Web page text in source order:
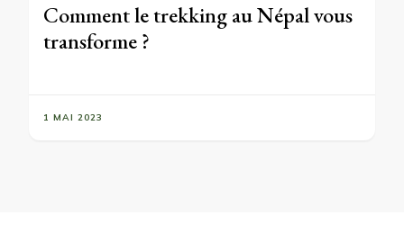
Comment le trekking au Népal vous
transforme ?
1 MAI 2023